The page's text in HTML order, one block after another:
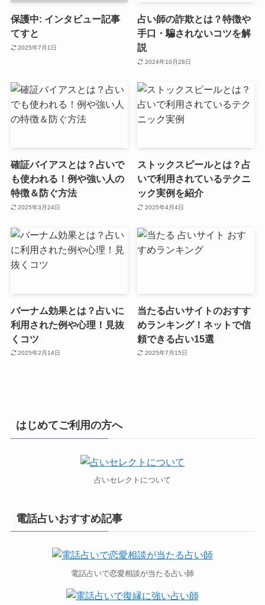
保護中: インタビュー記事
てすと
2025年7月1日
占い師の詐欺とは？特徴や
手口・騙されないコツを解
説
2024年10月28日
確証バイアスとは？占いで
も使われる！例や強い人の
特徴＆防ぐ方法
2025年3月24日
ストックスピールとは？占
いで利用されているテクニ
ック実例を紹介
2025年4月4日
バーナム効果とは？占いに
利用された例や心理！見抜
くコツ
2025年2月14日
当たる占いサイトのおすす
めランキング！ネットで信
頼できる占い15選
2025年7月15日
はじめてご利用の方へ
占いセレクトについて
電話占いおすすめ記事
電話占いで恋愛相談が当たる占い師